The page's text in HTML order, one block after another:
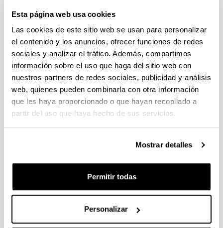
Esta página web usa cookies
Las cookies de este sitio web se usan para personalizar
el contenido y los anuncios, ofrecer funciones de redes
sociales y analizar el tráfico. Además, compartimos
información sobre el uso que haga del sitio web con
nuestros partners de redes sociales, publicidad y análisis
web, quienes pueden combinarla con otra información
que les haya proporcionado o que hayan recopilado a
partir del uso que haya hecho de sus servicios.
Mostrar detalles
Permitir todas
Personalizar
Calendario y Horario
Horario del centro
Calendario académico